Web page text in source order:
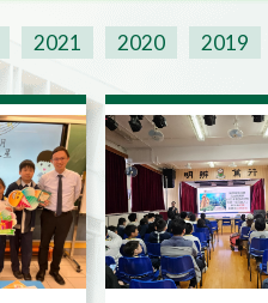
2021 2020 2019